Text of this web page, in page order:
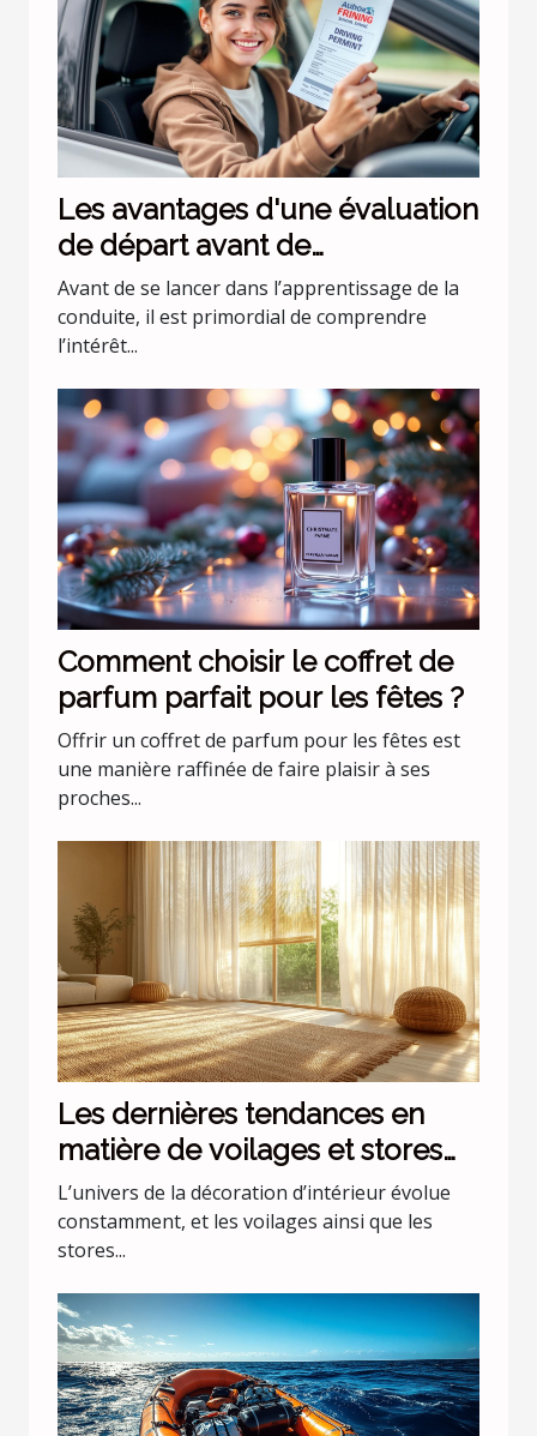
Les avantages d'une évaluation
de départ avant de
commencer les leçons de
conduite
Avant de se lancer dans l’apprentissage de la
conduite, il est primordial de comprendre
l’intérêt...
Comment choisir le coffret de
parfum parfait pour les fêtes ?
Offrir un coffret de parfum pour les fêtes est
une manière raffinée de faire plaisir à ses
proches...
Les dernières tendances en
matière de voilages et stores
pour intérieurs
L’univers de la décoration d’intérieur évolue
constamment, et les voilages ainsi que les
stores...